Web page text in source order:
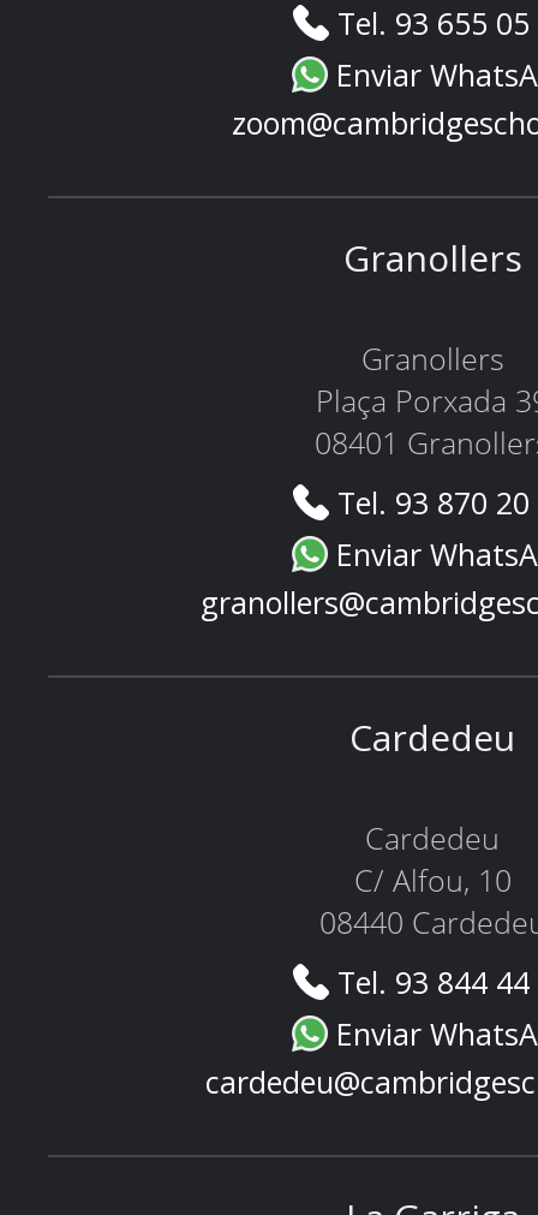
Tel. 93 655
Enviar
Granollers
Granollers
Plaça Porxada
08401
Tel. 93 870
Enviar
Cardedeu
Cardedeu
C/ Alfou, 10
08440
Tel. 93 844
Enviar